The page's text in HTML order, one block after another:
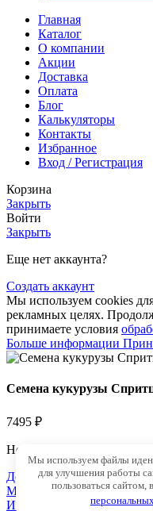
Главная
Каталог
О компании
Акции
Доставка
Оплата
Блог
Калькуляторы
Контакты
Избранное
Вход / Регистрация
Корзина
Закрыть
Войти
Закрыть
Еще нет аккаунта?
Создать аккаунт
Мы используем cookies
рекламных целях.
принимаете условия
Больше информации
Семена кукурузы
7495 ₽
Нет в наличии
Добавить в избранное
Меню
Избранное
Мы используем файлы
для улучшения работы
пользоваться